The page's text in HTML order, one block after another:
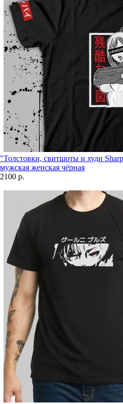
"Толстовки, свитшоты и худи
мужская женская чёрная
2100 р.